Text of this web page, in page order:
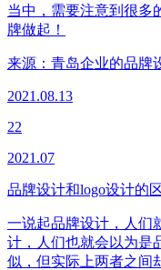
当中，需要注意到很多
牌做起！
来源： 青岛企业的品牌
2021.08.13
22
2021.07
品牌设计和logo设计的
一说起品牌设计，人们
计，人们也就会以为是
似，但实际上两者之间